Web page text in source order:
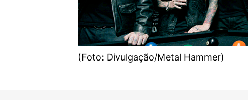
(Foto: Divulgação/Metal Hammer)